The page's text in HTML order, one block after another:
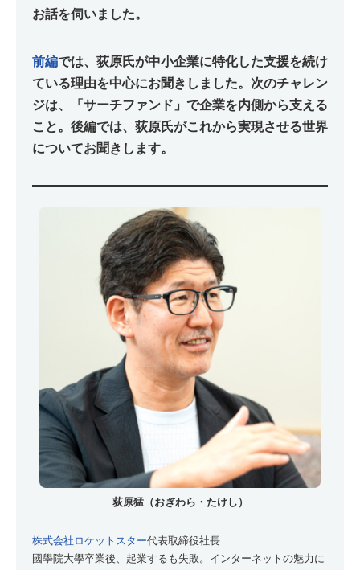
お話を伺いました。
前編では、荻原氏が中小企業に特化した支援を続け
ている理由を中心にお聞きしました。次のチャレン
ジは、「サーチファンド」で企業を内側から支える
こと。後編では、荻原氏がこれから実現させる世界
についてお聞きします。
荻原猛（おぎわら・たけし）
株式会社ロケットスター代表取締役社長
國學院大學卒業後、起業するも失敗。インターネットの魅力に